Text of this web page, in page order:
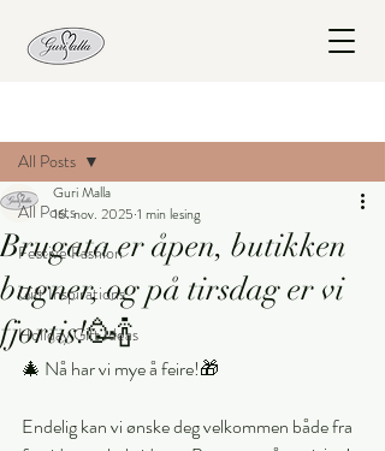
All Posts
Festive Fashion
Gift Inspirations
Holiday Gift Ideas
All Posts
Brugata er åpen, butikken
bugner, og på tirsdag er vi
fjortis!🥳🍾
Guri Malla
16. nov. 2025 1 min lesing
🎄 Nå har vi mye å feire!🎁
Endelig kan vi ønske deg velkommen både fra